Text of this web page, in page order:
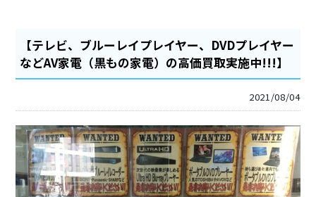
【テレビ、ブルーレイプレイヤー、DVDプレイヤー
などAV家電（黒もの家電）の高価買取実施中!!!】
2021/08/04